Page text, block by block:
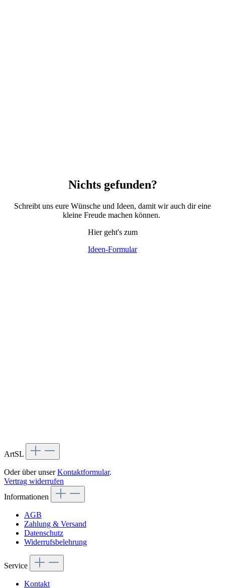
Nichts gefunden?
Schreibt uns eure Wünsche und Ideen, damit wir auch dir eine
kleine Freude machen können.
Hier geht's zum
Ideen-Formular
ArtSL
Oder über unserKontaktformular.
Vertrag widerrufen
Informationen
AGB
Zahlung & Versand
Datenschutz
Widerrufsbelehrung
Service
Kontakt